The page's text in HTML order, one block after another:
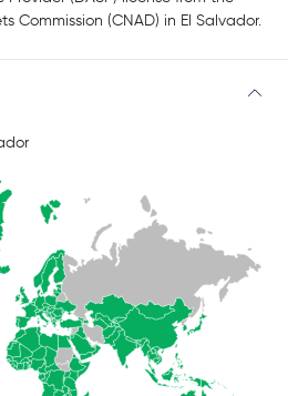
Commission (CNAD) in El Salvador.